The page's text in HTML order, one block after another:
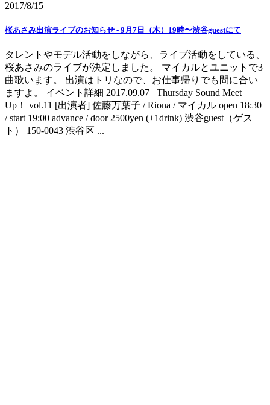
2017/8/15
桜あさみ出演ライブのお知らせ - 9月7日（木）19時〜渋谷guest‬にて
タレントやモデル活動をしながら、ライブ活動をしている、
桜あさみのライブが決定しました。‬ ‪マイカルとユニットで3
曲歌います。‬ ‪出演はトリなので、お仕事帰りでも間に合い
ますよ。‬ ‪イベント詳細‬ 2017.09.07 Thursday Sound Meet
Up！ vol.11 [出演者] 佐藤万葉子 / Riona / マイカル open 18:30
/ start 19:00 advance / door 2500yen (+1drink) 渋谷guest（ゲス
ト） 150-0043 渋谷区 ...